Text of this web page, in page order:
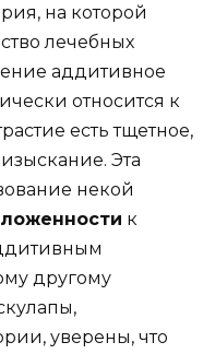
на которой
лечебных
аддитивное
относится к
есть тщетное,
Эта
некой
к
другому
уверены, что